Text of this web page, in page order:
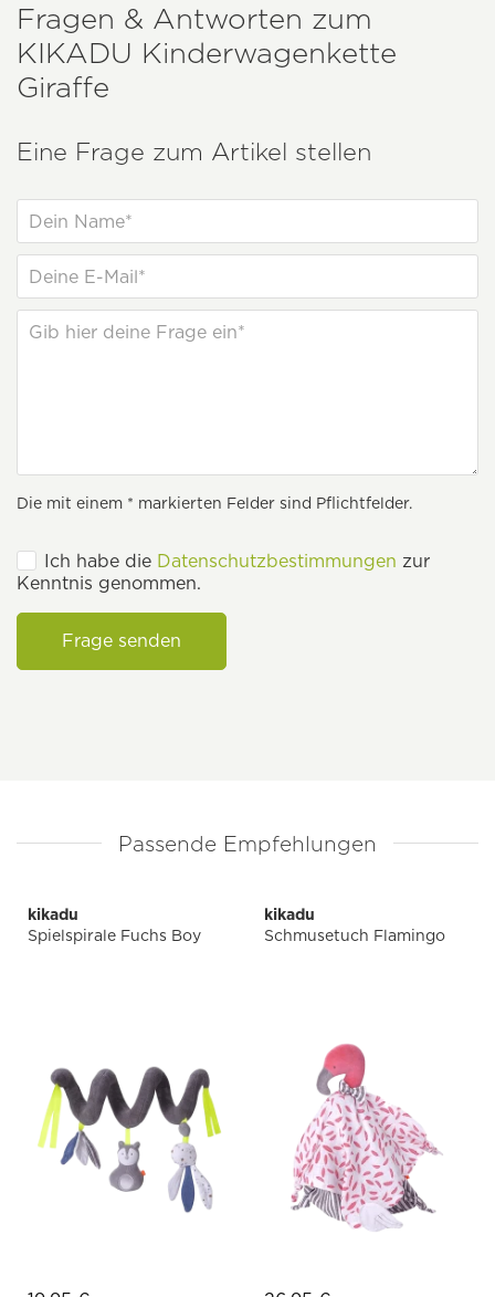
Fragen & Antworten zum
KIKADU Kinderwagenkette
Giraffe
Eine Frage zum Artikel stellen
Die mit einem * markierten Felder sind Pflichtfelder.
Ich habe die Datenschutzbestimmungen zur
Kenntnis genommen.
Frage senden
Passende Empfehlungen
kikadu
Spielspirale Fuchs Boy
kikadu
Schmusetuch Flamingo